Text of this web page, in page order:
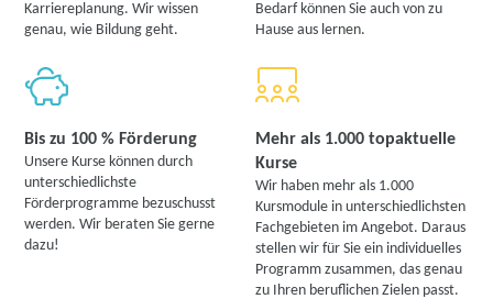
Karriereplanung. Wir wissen
genau, wie Bildung geht.
Bedarf können Sie auch von zu
Hause aus lernen.
Bis zu 100 % Förderung
Unsere Kurse können durch
unterschiedlichste
Förderprogramme bezuschusst
werden. Wir beraten Sie gerne
dazu!
Mehr als 1.000 topaktuelle
Kurse
Wir haben mehr als 1.000
Kursmodule in unterschiedlichsten
Fachgebieten im Angebot. Daraus
stellen wir für Sie ein individuelles
Programm zusammen, das genau
zu Ihren beruflichen Zielen passt.